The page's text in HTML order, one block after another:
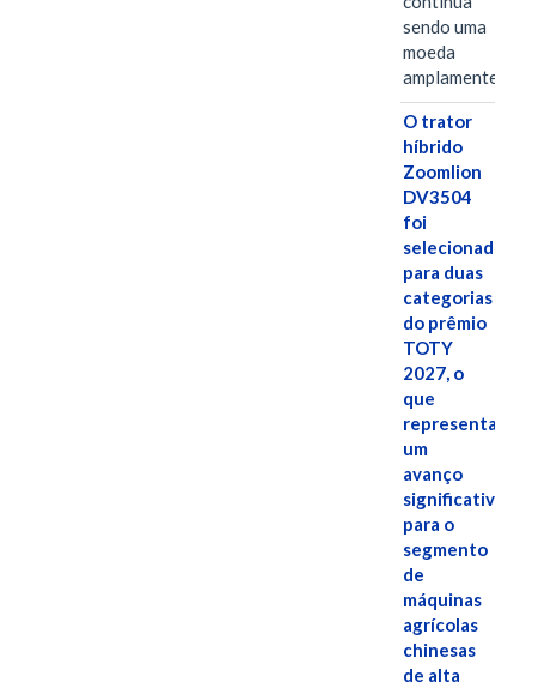
sendo uma
moeda
amplamente…
O trator
híbrido
Zoomlion
DV3504
foi
selecionado
para duas
categorias
do prêmio
TOTY
2027, o
que
representa
um
avanço
significativo
para o
segmento
de
máquinas
agrícolas
chinesas
de alta